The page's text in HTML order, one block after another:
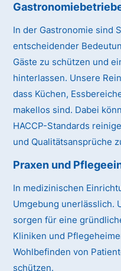
In der Gastronomie sind
entscheidender
Gäste zu schützen und
hinterlassen. Unsere
dass Küchen,
makellos sind. Dabei
HACCP-Standards
und Qualitätsansprüche
Praxen und
In medizinischen
Umgebung unerlässlich.
sorgen für eine
Kliniken und
Wohlbefinden von
schützen.